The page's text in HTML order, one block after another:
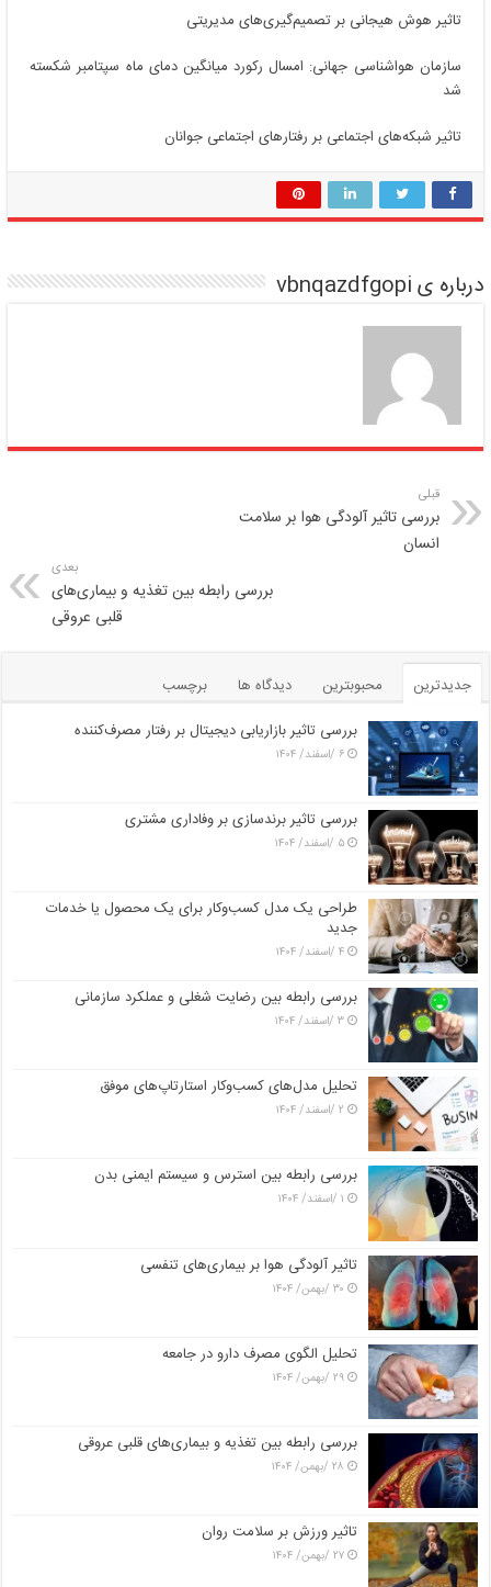
تاثیر هوش هیجانی بر تصمیم‌گیری‌های مدیریتی
سازمان هواشناسی جهانی: امسال رکورد میانگین دمای ماه سپتامبر شکسته
شد
تاثیر شبکه‌های اجتماعی بر رفتارهای اجتماعی جوانان
درباره ی vbnqazdfgopi
قبلی
بررسی تاثیر آلودگی هوا بر سلامت
انسان
بعدی
بررسی رابطه بین تغذیه و بیماری‌های
قلبی عروقی
جدیدترین محبوبترین دیدگاه ها
برچسب
بررسی تاثیر بازاریابی دیجیتال بر رفتار مصرف‌کننده
۶ /اسفند/ ۱۴۰۴
بررسی تاثیر برندسازی بر وفاداری مشتری
۵ /اسفند/ ۱۴۰۴
طراحی یک مدل کسب‌وکار برای یک محصول یا خدمات
جدید
۴ /اسفند/ ۱۴۰۴
بررسی رابطه بین رضایت شغلی و عملکرد سازمانی
۳ /اسفند/ ۱۴۰۴
تحلیل مدل‌های کسب‌وکار استارتاپ‌های موفق
۲ /اسفند/ ۱۴۰۴
بررسی رابطه بین استرس و سیستم ایمنی بدن
۱ /اسفند/ ۱۴۰۴
تاثیر آلودگی هوا بر بیماری‌های تنفسی
۳۰ /بهمن/ ۱۴۰۴
تحلیل الگوی مصرف دارو در جامعه
۲۹ /بهمن/ ۱۴۰۴
بررسی رابطه بین تغذیه و بیماری‌های قلبی عروقی
۲۸ /بهمن/ ۱۴۰۴
تاثیر ورزش بر سلامت روان
۲۷ /بهمن/ ۱۴۰۴